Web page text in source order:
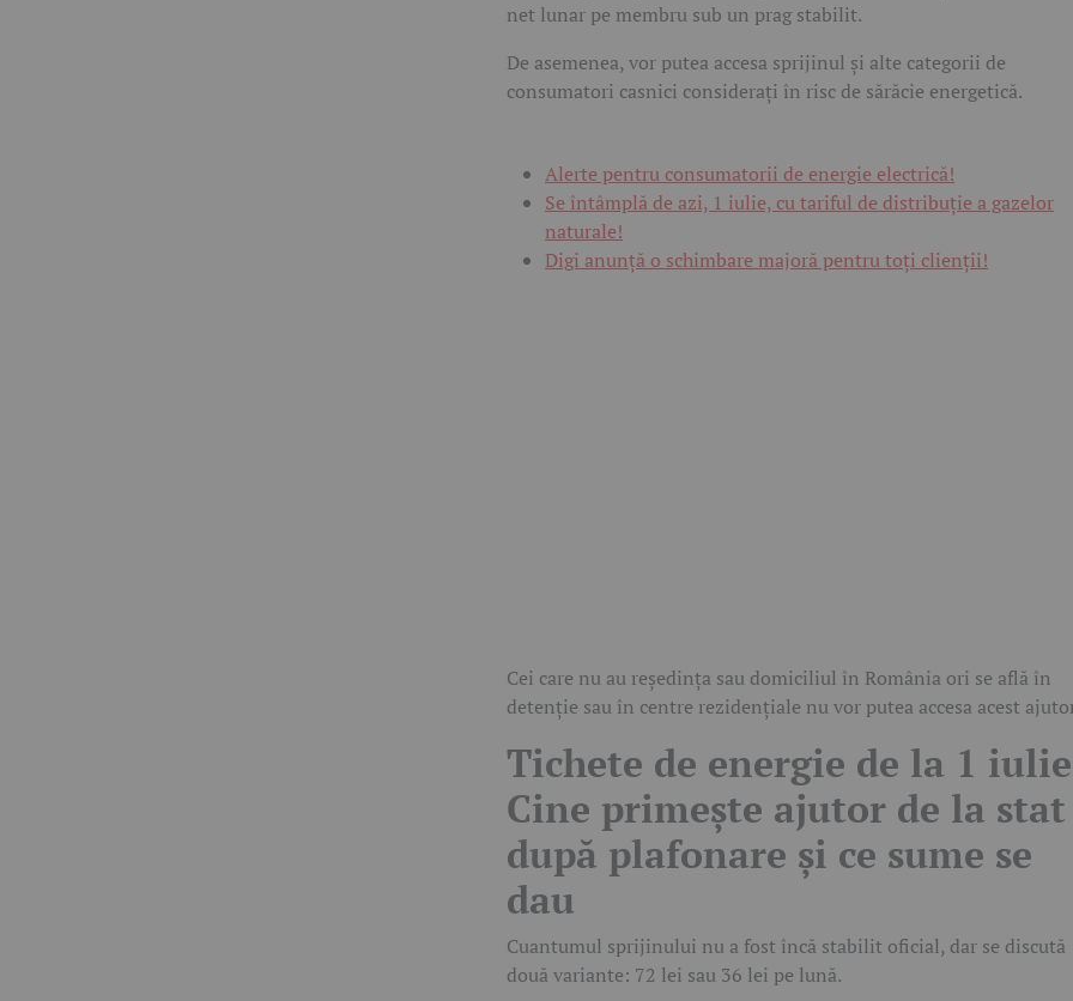
net lunar pe membru sub un prag stabilit.
De asemenea, vor putea accesa sprijinul și alte categorii de
consumatori casnici considerați în risc de sărăcie energetică.
Alerte pentru consumatorii de energie electrică!
Se întâmplă de azi, 1 iulie, cu tariful de distribuție a gazelor
naturale!
Digi anunță o schimbare majoră pentru toți clienții!
Cei care nu au reședința sau domiciliul în România ori se află în
detenție sau în centre rezidențiale nu vor putea accesa acest
Tichete de energie de la 1
Cine primește ajutor de la stat
după plafonare și ce sume se
dau
Cuantumul sprijinului nu a fost încă stabilit oficial, dar se discută
două variante: 72 lei sau 36 lei pe lună.